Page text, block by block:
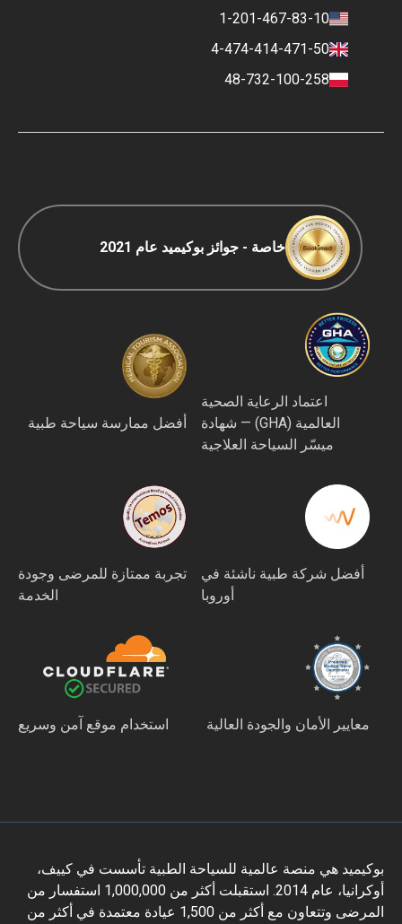
سياسة التقييم
شروط الدفع والإيداع
سياسة التصنيف
سياسة التحرير
1-201-467-83-10
4-474-414-471-50
48-732-100-258
خاصة - جوائز بوكيميد عام 2021
اعتماد الرعاية الصحية
العالمية (GHA) — شهادة
ميسّر السياحة العلاجية
أفضل ممارسة سياحة طبية
أفضل شركة طبية ناشئة في
تجربة ممتازة للمرضى وجودة
الخدمة
الأمان والجودة العالية استخدام موقع آمن وسريع
هي منصة عالمية للسياحة الطبية تأسست في كييف،
أوكرانيا، عام 2014. استقبلت أكثر من 1,000,000 استفسار من
المرضى وتتعاون مع أكثر من 1,500 عيادة معتمدة في أكثر من